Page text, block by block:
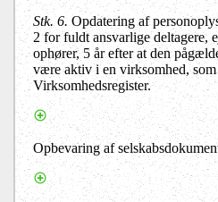
Stk. 6. Opdatering af
2 for fuldt ansvarlige deltagere,
ophører, 5 år efter at den
være aktiv i en virksomhed,
Virksomhedsregister.
Opbevaring af